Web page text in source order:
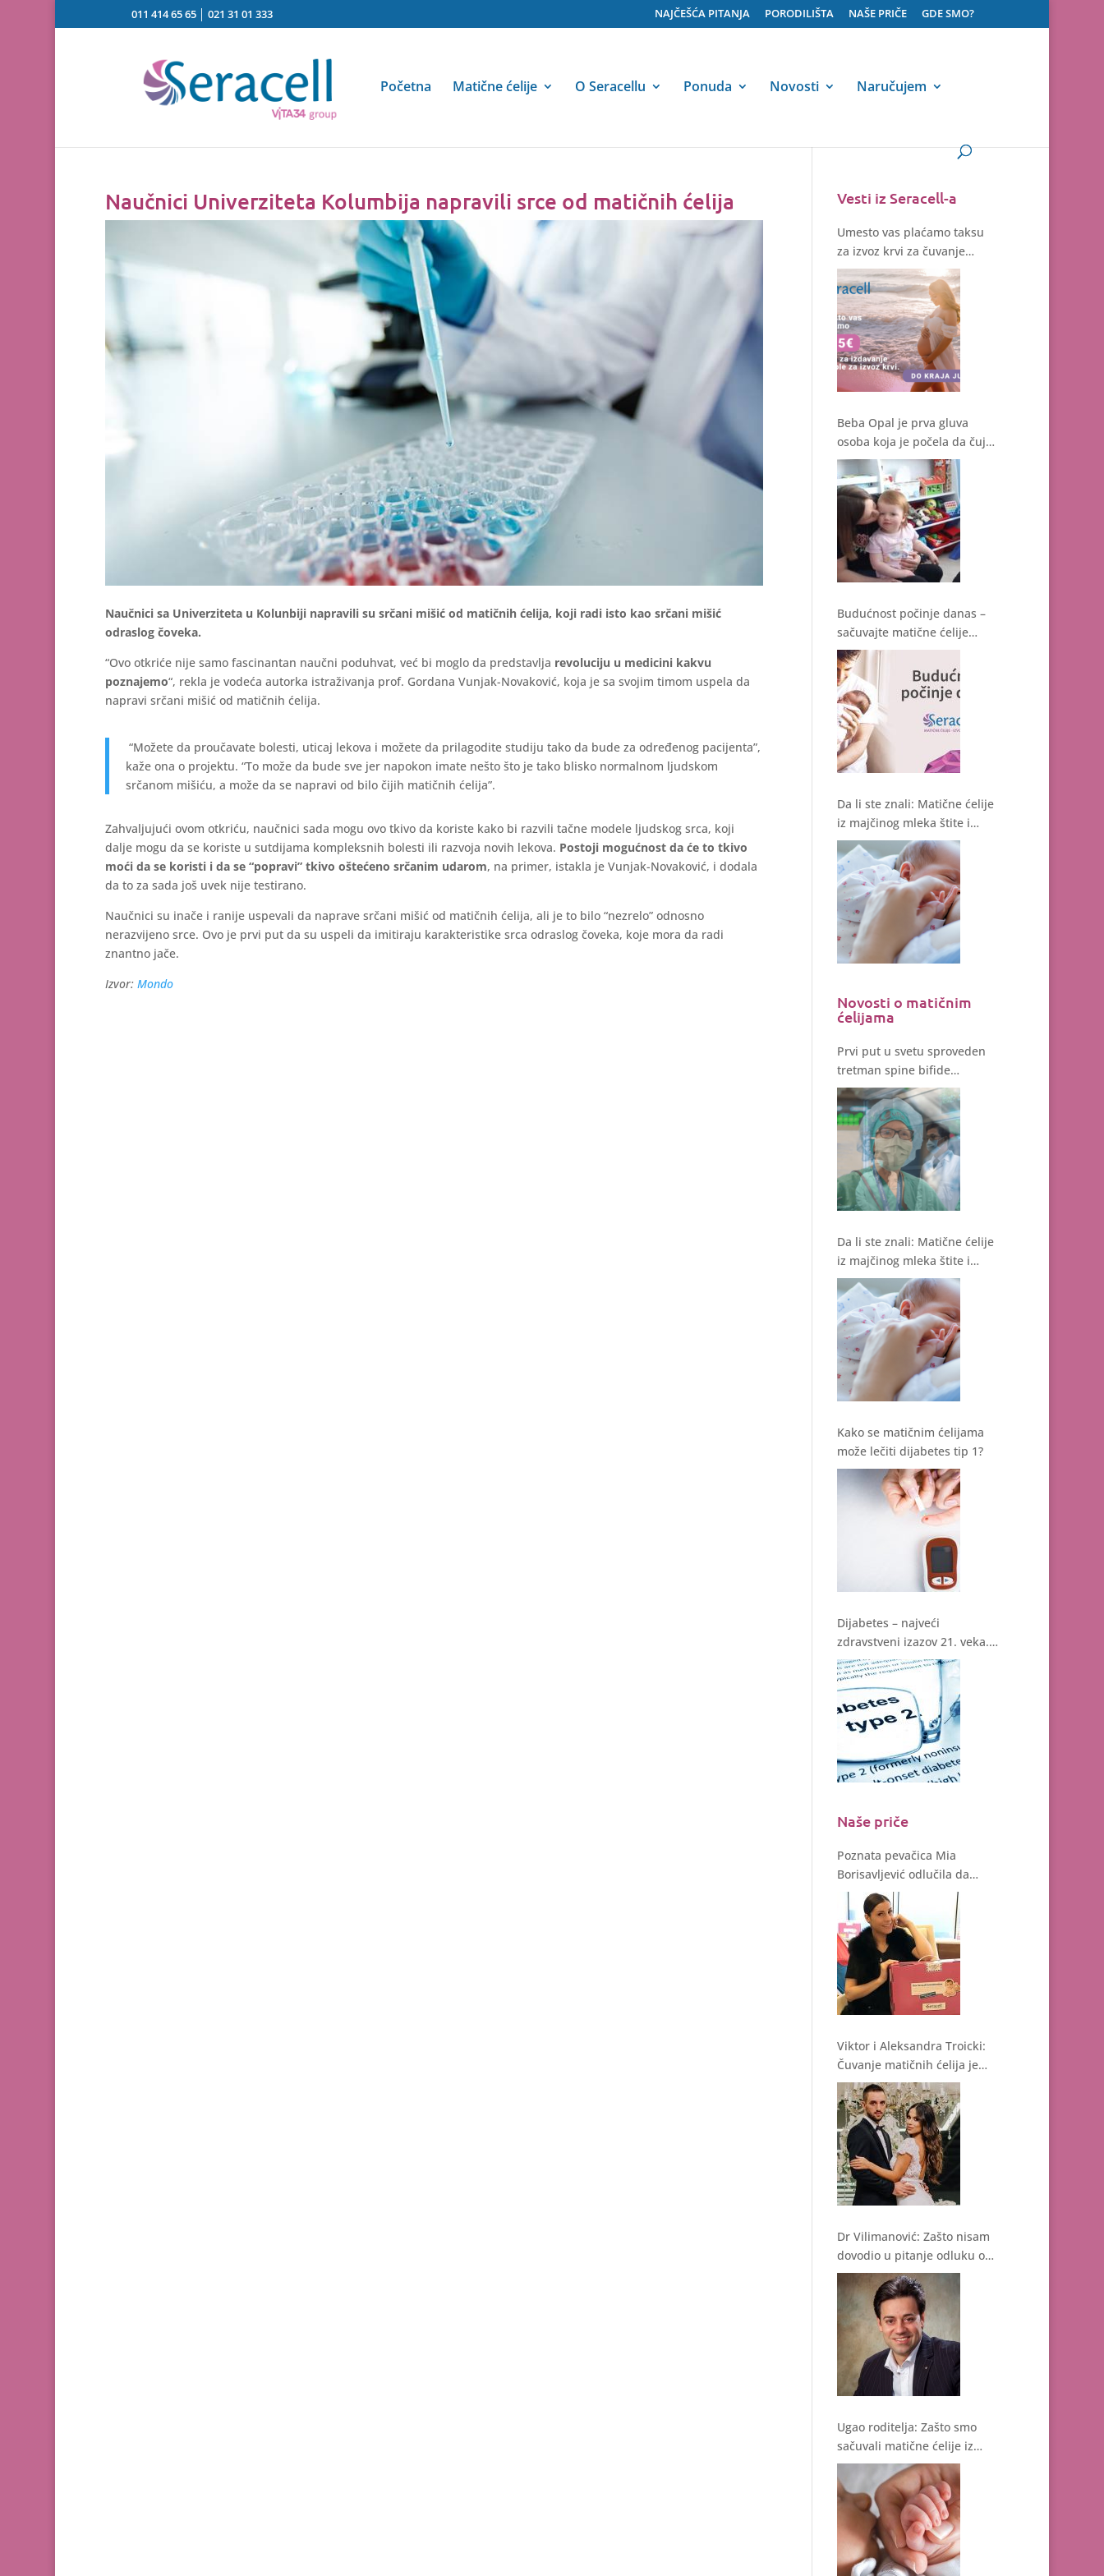
011 414 65 65│ 021 31 01 333 NAJČEŠĆA PITANJA PORODILIŠTA NAŠE PRIČE GDE SMO?
Početna Matične ćelije O Seracellu Ponuda Novosti Naručujem
Naučnici Univerziteta Kolumbija napravili srce od matičnih ćelija
Naučnici sa Univerziteta u Kolunbiji napravili su srčani mišić od matičnih ćelija, koji radi isto kao srčani mišić
odraslog čoveka.
“Ovo otkriće nije samo fascinantan naučni poduhvat, već bi moglo da predstavlja revoluciju u medicini kakvu
poznajemo“, rekla je vodeća autorka istraživanja prof. Gordana Vunjak-Novaković, koja je sa svojim timom uspela da
napravi srčani mišić od matičnih ćelija.
“Možete da proučavate bolesti, uticaj lekova i možete da prilagodite studiju tako da bude za određenog pacijenta”,
kaže ona o projektu. “To može da bude sve jer napokon imate nešto što je tako blisko normalnom ljudskom
srčanom mišiću, a može da se napravi od bilo čijih matičnih ćelija”.
Zahvaljujući ovom otkriću, naučnici sada mogu ovo tkivo da koriste kako bi razvili tačne modele ljudskog srca, koji
dalje mogu da se koriste u sutdijama kompleksnih bolesti ili razvoja novih lekova. Postoji mogućnost da će to tkivo
moći da se koristi i da se “popravi” tkivo oštećeno srčanim udarom, na primer, istakla je Vunjak-Novaković, i dodala
da to za sada još uvek nije testirano.
Naučnici su inače i ranije uspevali da naprave srčani mišić od matičnih ćelija, ali je to bilo “nezrelo” odnosno
nerazvijeno srce. Ovo je prvi put da su uspeli da imitiraju karakteristike srca odraslog čoveka, koje mora da radi
znantno jače.
Izvor: Mondo
Vesti iz Seracell-a
Umesto vas plaćamo taksu
za izvoz krvi za čuvanje
matičnih ćelija – samo do
kraja jula!
Beba Opal je prva gluva
osoba koja je počela da čuje
nakon genske terapije
Budućnost počinje danas –
sačuvajte matične ćelije
svoje bebe
Da li ste znali: Matične ćelije
iz majčinog mleka štite i
regenerišu!
Novosti o matičnim
ćelijama
Prvi put u svetu sproveden
tretman spine bifide
matičnim ćelijama tokom
operacije fetusa
Da li ste znali: Matične ćelije
iz majčinog mleka štite i
regenerišu!
Kako se matičnim ćelijama
može lečiti dijabetes tip 1?
Dijabetes – najveći
zdravstveni izazov 21. veka.
Kakvo rešenje nude matične
ćelije?
Naše priče
Poznata pevačica Mia
Borisavljević odlučila da
sačuva matične ćelije
Viktor i Aleksandra Troicki:
Čuvanje matičnih ćelija je
bez sumnje ulaganje u
zdravstvenu budućnost
deteta
Dr Vilimanović: Zašto nisam
dovodio u pitanje odluku o
čuvanju matičnih ćelija
Ugao roditelja: Zašto smo
sačuvali matične ćelije iz
pupčanika?